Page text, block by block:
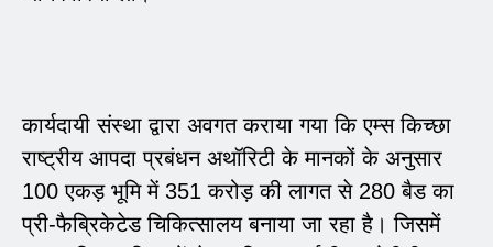
कार्यदायी संस्था द्वारा अवगत कराया गया कि एम्स किच्छा
राष्ट्रीय आपदा प्रबंधन अथॉरिटी के मानकों के अनुसार
100 एकड़ भूमि में 351 करोड़ की लागत से 280 बैड का
प्री-फैब्रिकेटेड चिकित्सालय बनाया जा रहा है। जिसमें